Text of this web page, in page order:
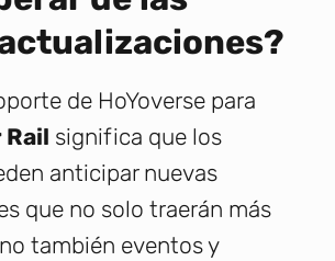
de HoYoverse para
Rail significa que los
anticipar nuevas
que no solo traerán más
también eventos y